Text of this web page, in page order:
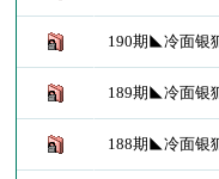
190期◣冷面银
189期◣冷面银
188期◣冷面银